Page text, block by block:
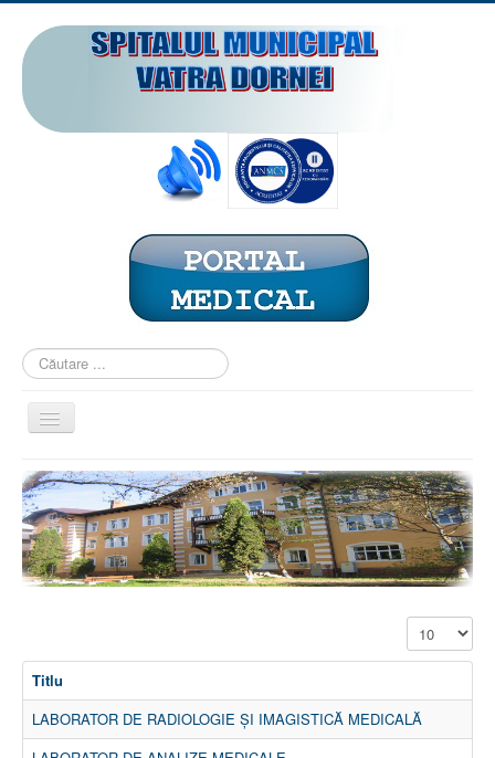
Căutare
...
Comută
navigarea
PREZENTARE
PREZENTARE SPITAL
ISTORIE
ACREDITĂRI/CERTIFICĂRI
CERTIFICAT ACREDITARE SPITAL
SECŢIA CHIRURGIE
SECŢIA MEDICINĂ INTERNĂ
COMPARTIMENT PEDIATRIE
COMPARTIMENTUL DE PRIMIRE URGENȚE (CPU)
Afișare #
Titlu
LABORATOR DE RADIOLOGIE ŞI IMAGISTICĂ MEDICALĂ